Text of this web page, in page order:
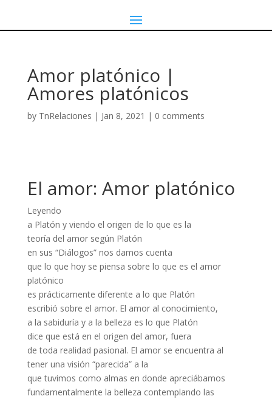
Amor platónico |
Amores platónicos
by TnRelaciones | Jan 8, 2021 | 0 comments
El amor: Amor platónico
Leyendo
a Platón y viendo el origen de lo que es la
teoría del amor según Platón
en sus “Diálogos” nos damos cuenta
que lo que hoy se piensa sobre lo que es el amor
platónico
es prácticamente diferente a lo que Platón
escribió sobre el amor. El amor al conocimiento,
a la sabiduría y a la belleza es lo que Platón
dice que está en el origen del amor, fuera
de toda realidad pasional. El amor se encuentra al
tener una visión “parecida” a la
que tuvimos como almas en donde apreciábamos
fundamentalmente la belleza contemplando las